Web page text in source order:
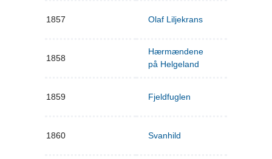
1857 Olaf Liljekrans
1858
Hærmændene
på Helgeland
1859 Fjeldfuglen
1860 Svanhild